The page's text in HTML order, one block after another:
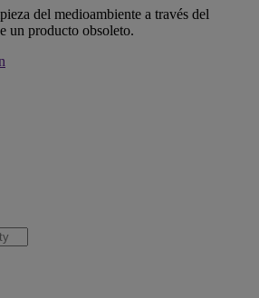
del medioambiente a través del
un producto obsoleto.